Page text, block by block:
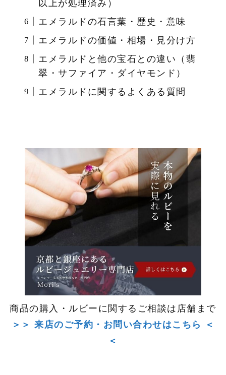
以上が処理済み）
エメラルドの石言葉・歴史・意味
エメラルドの価値・相場・見分け方
エメラルドと他の宝石との違い（翡
翠・サファイア・ダイヤモンド）
エメラルドに関するよくある質問
商品の購入・ルビーに関するご相談は店舗まで
＞＞ 来店のご予約・お問い合わせはこちら ＜
＜